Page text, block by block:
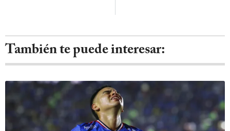
También te puede interesar: